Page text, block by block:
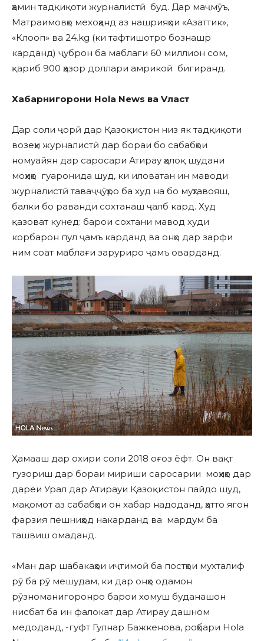
ҳамин тадқиқоти журналистӣ буд. Дар маҷмӯъ,
Матраимовҳо мехоҳанд аз нашрияҳои «Азаттик»,
«Клооп» ва 24.kg (ки тафтишотро бознашр
карданд) ҷуброн ба маблағи 60 миллион сом,
қариб 900 ҳазор доллари амрикоӣ бигиранд.
Хабарнигорони Hola News ва Vласт
Дар соли ҷорӣ дар Қазоқистон низ як тадқиқоти
возеҳи журналистӣ дар бораи бо сабабҳои
номуайян дар саросари Атирау ҳалоқ шудани
моҳиҳо гуаронида шуд, ки иловатан ин маводи
журналистӣ таваҷҷӯҳро ба худ на бо муҳтавояш,
балки бо раванди сохтанаш ҷалб кард. Худ
қазоват кунед: барои сохтани мавод худи
корбарон пул ҷамъ карданд ва онҳо дар зарфи
ним соат маблағи заруриро ҷамъ оварданд.
Ҳамааш дар охири соли 2018 оғоз ёфт. Он вақт
гузориш дар бораи мириши саросарии моҳиҳо дар
дарёи Урал дар Атирауи Қазоқистон пайдо шуд,
мақомот аз сабабҳои он хабар надоданд, ҳатто ягон
фарзия пешниҳод накарданд ва мардум ба
ташвиш омаданд.
«Ман дар шабакаҳои иҷтимоӣ ба постҳои мухталиф
рӯ ба рӯ мешудам, ки дар онҳо одамон
рӯзноманигоронро барои хомуш буданашон
нисбат ба ин фалокат дар Атирау дашном
медоданд, -гуфт Гулнар Бажкенова, роҳбари Hola